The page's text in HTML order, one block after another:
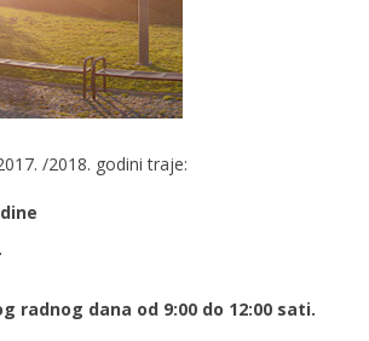
/2018. godini traje:
radnog dana od 9:00 do 12:00 sati.